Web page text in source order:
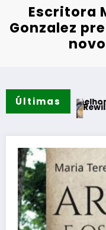
Escritora
Gonzalez
Últimas
melhores momentos
Rewilding Portugal